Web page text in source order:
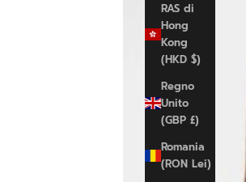
RAS di
Hong
Kong
(HKD $)
Regno
Unito
(GBP £)
Romania
(RON Lei)